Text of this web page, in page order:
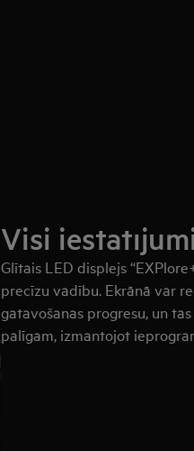
Visi
Glītais LED displejs
precīzu vadību. Ekrānā var
gatavošanas progresu, un
palīgam, izmantojot